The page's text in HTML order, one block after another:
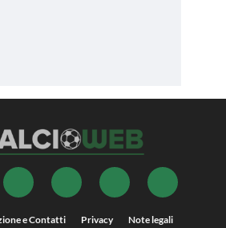
e Contatti Privacy Note legali